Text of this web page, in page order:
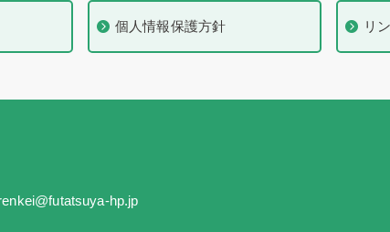
個人情報保護方針 リ
hp.jp